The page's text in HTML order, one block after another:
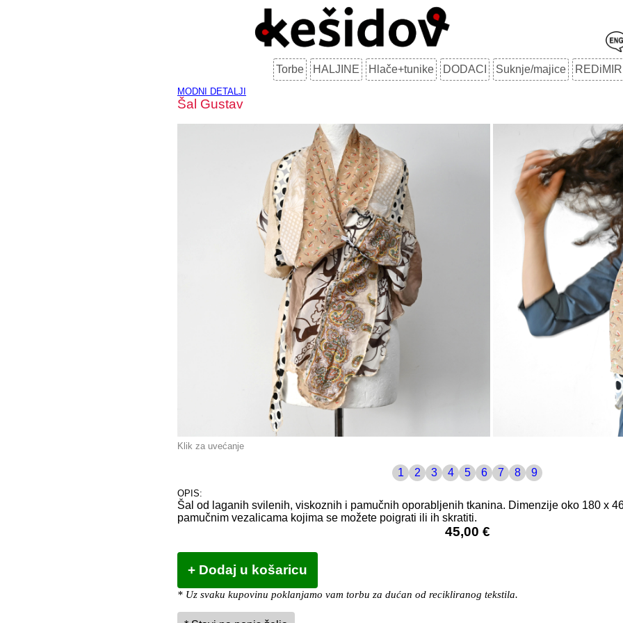
Torbe HALJINE Hlače+tunike DODACI Suknje/majice REDiMIR
MODNI DETALJI
Šal Gustav
Klik za uvećanje
1 2 3 4 5 6 7 8 9
OPIS:
Šal od laganih svilenih, viskoznih i pamučnih oporabljenih tkanina. Dimenzije oko 180 x
pamučnim vezalicama kojima se možete poigrati ili ih skratiti.
45,00 €
* Uz svaku kupovinu poklanjamo vam torbu za dućan od recikliranog tekstila.